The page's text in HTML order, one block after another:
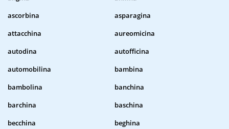
ascorbina
asparagina
attacchina
aureomicina
autodina
autofficina
automobilina
bambina
bambolina
banchina
barchina
baschina
becchina
beghina